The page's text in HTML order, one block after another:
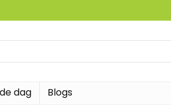
dag Blogs